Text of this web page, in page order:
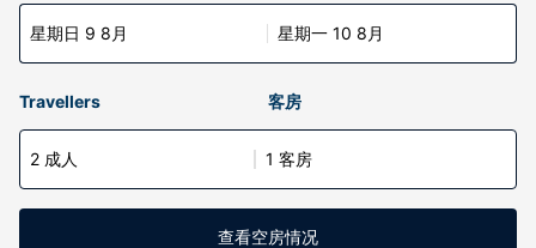
星期日 9 8月 星期一 10 8月
Travellers 客房
2 成人 1 客房
查看空房情况